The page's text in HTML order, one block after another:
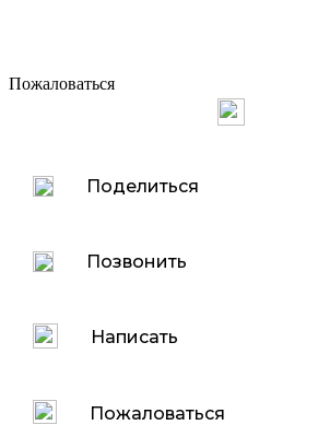
Пожаловаться
Поделиться
Позвонить
Написать
Пожаловаться